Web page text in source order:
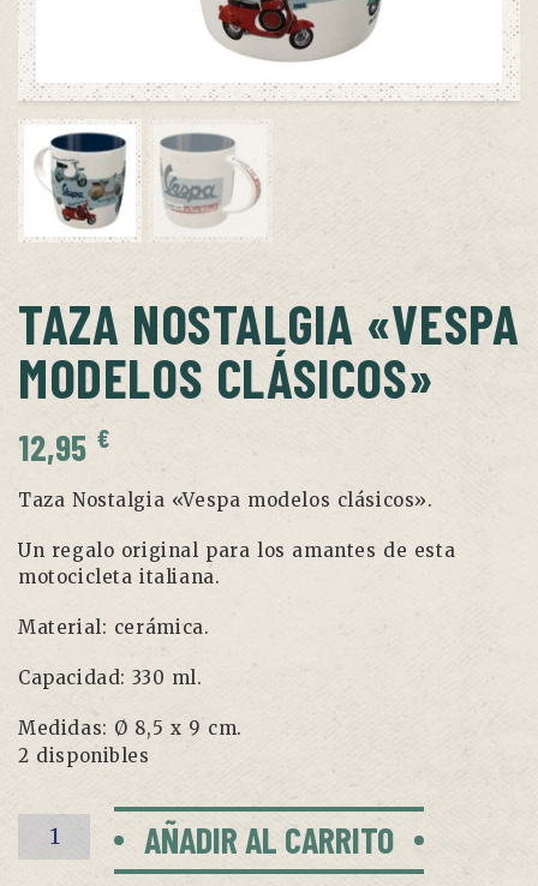
TAZA NOSTALGIA «VESPA
MODELOS CLÁSICOS»
12,95 €
Taza Nostalgia «Vespa modelos clásicos».
Un regalo original para los amantes de esta
motocicleta italiana.
Material: cerámica.
Capacidad: 330 ml.
Medidas: Ø 8,5 x 9 cm.
2 disponibles
Taza
Nostalgia
AÑADIR AL CARRITO